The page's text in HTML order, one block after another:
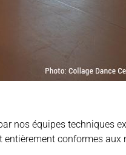
nos équipes techniques
entièrement conformes aux